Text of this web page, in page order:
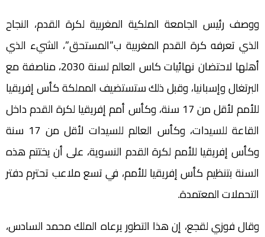
ووصف رئيس الجامعة الملكية المغربية لكرة القدم، النجاح
الذي تعرفه كرة القدم المغربية ب”المستحق”، الشيء الذي
أهلها لاحتضان نهائيات كاس العالم لسنة 2030، مناصفة مع
البرتغال وإسبانيا، وقبل ذلك ستستضيف المملكة كأس إفريقيا
للأمم لأقل من 17 سنة، وكأس أمم إفريقيا لكرة القدم داخل
القاعة للسيدات، وكأس العالم للسيدات لأقل من 17 سنة
وكأس إفريقيا للأمم لكرة القدم النسوية، على أن يختتم هذه
السنة بتنظيم كأس إفريقيا للأمم، في تسع ملاعب تحترم دفتر
التحملات المعتمدة.
وقال فوزي لقجع، إن هذا التطور يرعاه الملك محمد السادس،